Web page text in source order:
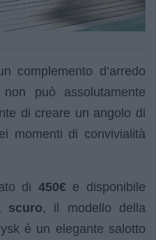
complemento d’arredo
può assolutamente
di creare un angolo di
momenti di convivialità
di 450€e disponibile
scuro, il modello della
è un elegante salotto